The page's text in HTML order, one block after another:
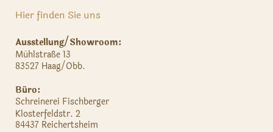
Hier finden Sie uns
Ausstellung/Showroom:
Mühlstraße 13
83527 Haag/Obb.
Büro:
Schreinerei Fischberger
Klosterfeldstr. 2
84437 Reichertsheim